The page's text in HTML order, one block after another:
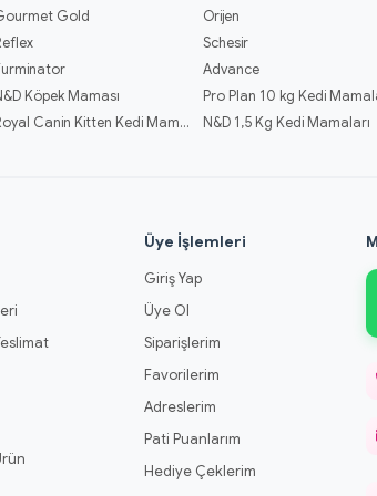
Gold
Orijen
Schesir
Advance
Köpek Maması
Pro Plan 10 kg Kedi
Royal Canin Kitten Kedi Mamaları
N&D 1,5 Kg Kedi Mamaları
Üye İşlemleri
Giriş Yap
Üye Ol
Siparişlerim
Favorilerim
Adreslerim
Pati Puanlarım
Hediye Çeklerim